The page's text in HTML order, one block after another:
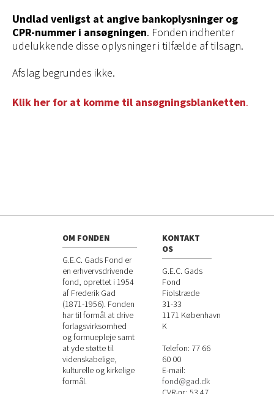
Undlad venligst at angive bankoplysninger og
CPR-nummer i ansøgningen. Fonden indhenter
udelukkende disse oplysninger i tilfælde af tilsagn.
Afslag begrundes ikke.
Klik her for at komme til ansøgningsblanketten.
OM FONDEN
G.E.C. Gads Fond er
en erhvervsdrivende
fond, oprettet i 1954
af Frederik Gad
(1871-1956). Fonden
har til formål at drive
forlagsvirksomhed
og formuepleje samt
at yde støtte til
videnskabelige,
kulturelle og kirkelige
formål.
KONTAKT
OS
G.E.C. Gads
Fond
Fiolstræde
31-33
1171 København
K
Telefon: 77 66
60 00
E-mail:
fond@gad.dk